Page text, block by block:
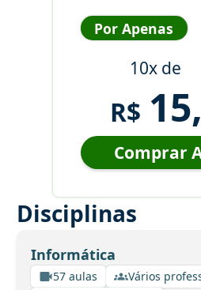
Por Apenas
10x de
R$
Comprar
Disciplinas
Informática
57 aulas
Vários